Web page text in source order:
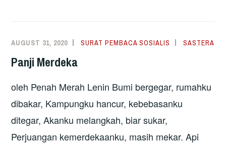
AUGUST 31, 2020 SURAT PEMBACA SOSIALIS SASTERA
Panji Merdeka
oleh Penah Merah Lenin Bumi bergegar, rumahku
dibakar, Kampungku hancur, kebebasanku
ditegar, Akanku melangkah, biar sukar,
Perjuangan kemerdekaanku, masih mekar. Api